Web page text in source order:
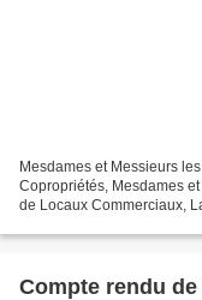
Mesdames et Messieurs
Copropriétés, Mesdames
de Locaux Commerciaux,
Compte rendu